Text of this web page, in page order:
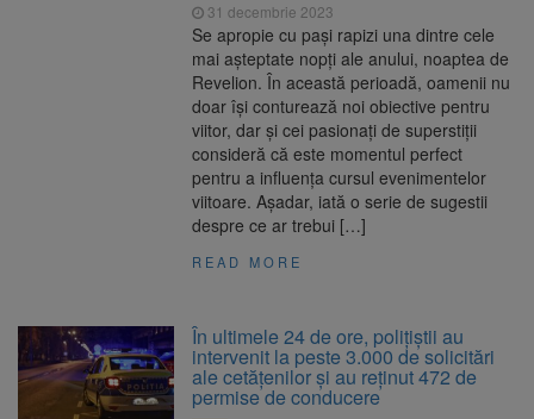
31 decembrie 2023
Se apropie cu pași rapizi una dintre cele
mai așteptate nopți ale anului, noaptea de
Revelion. În această perioadă, oamenii nu
doar își conturează noi obiective pentru
viitor, dar și cei pasionați de superstiții
consideră că este momentul perfect
pentru a influența cursul evenimentelor
viitoare. Așadar, iată o serie de sugestii
despre ce ar trebui […]
READ MORE
În ultimele 24 de ore, polițiștii au
intervenit la peste 3.000 de solicitări
ale cetățenilor și au reținut 472 de
permise de conducere